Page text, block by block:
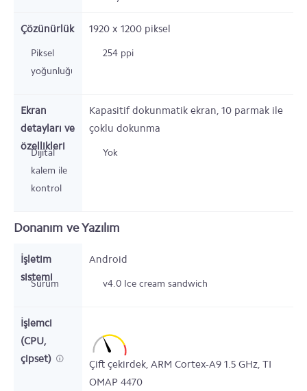
Çözünürlük 1920 x 1200 piksel
Piksel
yoğunluğu
254 ppi
Ekran
detayları ve
özellikleri
Kapasitif dokunmatik ekran, 10 parmak ile
çoklu dokunma
Dijital
kalem ile
kontrol
Yok
Donanım ve Yazılım
İşletim
sistemi
Android
Sürüm v4.0 Ice cream sandwich
İşlemci
(CPU,
çipset)
Çift çekirdek, ARM Cortex-A9 1.5 GHz, TI
OMAP 4470